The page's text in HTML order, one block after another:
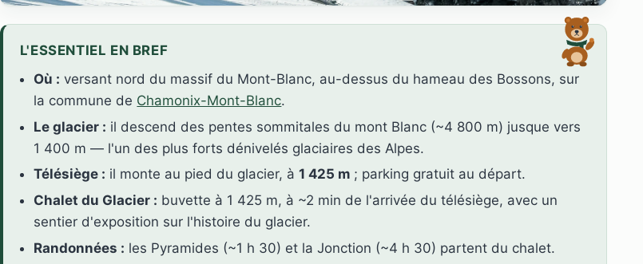
L'ESSENTIEL EN BREF
Où : versant nord du massif du Mont-Blanc, au-dessus du hameau des Bossons, sur
la commune de Chamonix-Mont-Blanc.
Le glacier : il descend des pentes sommitales du mont Blanc (~4 800 m) jusque vers
1 400 m — l'un des plus forts dénivelés glaciaires des Alpes.
Télésiège : il monte au pied du glacier, à1 425 m ; parking gratuit au départ.
Chalet du Glacier : buvette à 1 425 m, à ~2 min de l'arrivée du télésiège, avec un
sentier d'exposition sur l'histoire du glacier.
Randonnées : les Pyramides (~1 h 30) et la Jonction (~4 h 30) partent du chalet.